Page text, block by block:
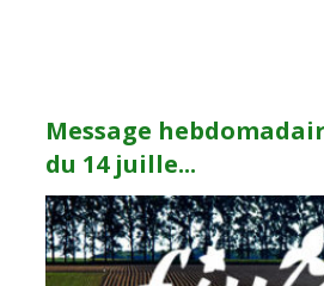
Message
du 14 juille...